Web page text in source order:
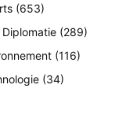
(653)
Diplomatie (289)
(116)
(34)